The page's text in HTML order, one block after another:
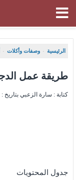
الرئيسية ، وصفات وأكلات ،
طريقة عمل
كتابة : سارة الزعبي بتاريخ :
جدول المحتويات